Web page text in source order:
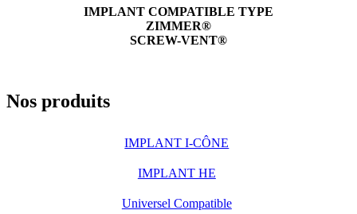
IMPLANT COMPATIBLE TYPE
ZIMMER®
SCREW-VENT®
Nos produits
IMPLANT I-CÔNE
IMPLANT HE
Universel Compatible